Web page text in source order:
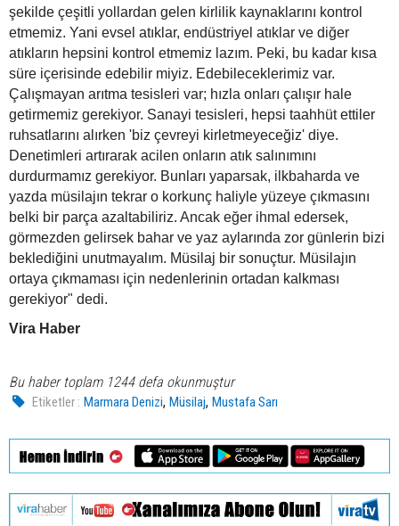
şekilde çeşitli yollardan gelen kirlilik kaynaklarını kontrol
etmemiz. Yani evsel atıklar, endüstriyel atıklar ve diğer
atıkların hepsini kontrol etmemiz lazım. Peki, bu kadar kısa
süre içerisinde edebilir miyiz. Edebileceklerimiz var.
Çalışmayan arıtma tesisleri var; hızla onları çalışır hale
getirmemiz gerekiyor. Sanayi tesisleri, hepsi taahhüt ettiler
ruhsatlarını alırken 'biz çevreyi kirletmeyeceğiz' diye.
Denetimleri artırarak acilen onların atık salınımını
durdurmamız gerekiyor. Bunları yaparsak, ilkbaharda ve
yazda müsilajın tekrar o korkunç haliyle yüzeye çıkmasını
belki bir parça azaltabiliriz. Ancak eğer ihmal edersek,
görmezden gelirsek bahar ve yaz aylarında zor günlerin bizi
beklediğini unutmayalım. Müsilaj bir sonuçtur. Müsilajın
ortaya çıkmaması için nedenlerinin ortadan kalkması
gerekiyor" dedi.
Vira Haber
Bu haber toplam 1244 defa okunmuştur
Etiketler : Marmara Denizi,Müsilaj,Mustafa Sarı